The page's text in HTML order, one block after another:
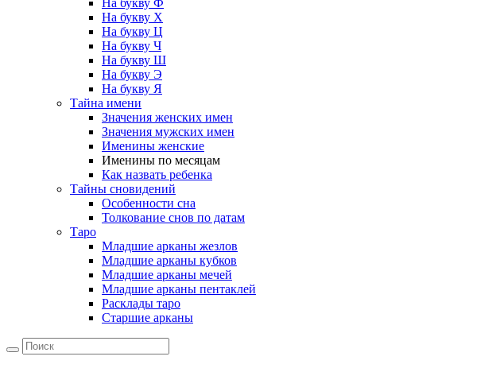
На букву Ф
На букву Х
На букву Ц
На букву Ч
На букву Ш
На букву Э
На букву Я
Тайна имени
Значения женских имен
Значения мужских имен
Именины женские
Именины по месяцам
Как назвать ребенка
Тайны сновидений
Особенности сна
Толкование снов по датам
Таро
Младшие арканы жезлов
Младшие арканы кубков
Младшие арканы мечей
Младшие арканы пентаклей
Расклады таро
Старшие арканы